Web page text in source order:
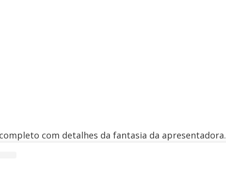
com detalhes da fantasia da apresentadora.